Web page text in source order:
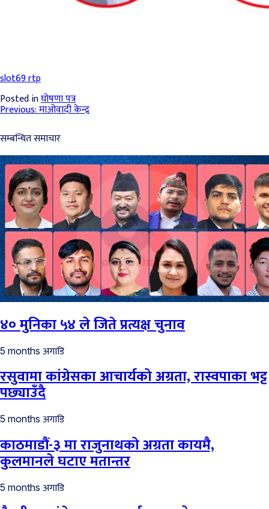
slot69 rtp
Posted inघोषणा पत्र
Post
navigation
Previous:माओवादी केन्द्र
सम्बन्धित समाचार
४० मुनिका ५४ ले जिते प्रत्यक्ष चुनाव
5 months अगाडि
रसुवामा कांग्रेसका आचार्यको अग्रता, रास्वपाका भट्ट
पछ्याउँदै
5 months अगाडि
काठमाडौं-३ मा राजुनाथको अग्रता कायमै,
कुलमानले घटाए मतान्तर
5 months अगाडि